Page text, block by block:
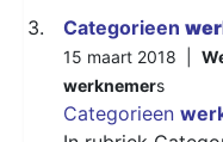
3. Categorieen
15 maart 2018 |
werknemers
Categorieen